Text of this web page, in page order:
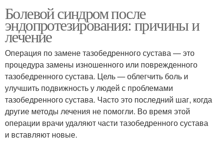
Болевой синдром после
эндопротезирования: причины и
лечение
Операция по замене тазобедренного сустава — это
процедура замены изношенного или поврежденного
тазобедренного сустава. Цель — облегчить боль и
улучшить подвижность у людей с проблемами
тазобедренного сустава. Часто это последний шаг, когда
другие методы лечения не помогли. Во время этой
операции врачи удаляют части тазобедренного сустава
и вставляют новые.